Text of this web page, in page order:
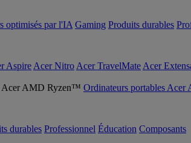
optimisés par l'IA Gaming Produits durables
Aspire Acer Nitro Acer TravelMate Acer
Ordinateurs portables
durables Professionnel Éducation Composants